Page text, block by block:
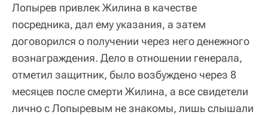
Лопырев привлек Жилина в качестве
посредника, дал ему указания, а затем
договорился о получении через него денежного
вознаграждения. Дело в отношении генерала,
отметил защитник, было возбуждено через 8
месяцев после смерти Жилина, а все свидетели
лично с Лопыревым не знакомы, лишь слышали